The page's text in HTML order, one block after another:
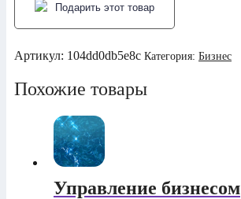
Подарить этот товар
Артикул: 104dd0db5e8c Категория: Бизнес
Похожие товары
Управление бизнесом